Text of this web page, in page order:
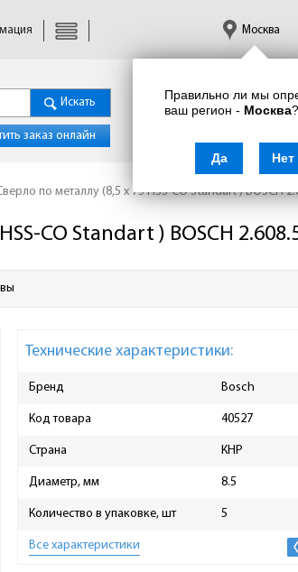
Правильно ли мы
ваш регион - Москва?
Да Нет
Москва
Искать
заказ онлайн
по металлу (8,5 x 75 HSS-CO Standart ) BOSCH
CO Standart ) BOSCH
Технические характеристики:
Бренд Bosch
Код товара 40527
Страна КНР
Диаметр, мм 8.5
Количество в упаковке, шт 5
Все характеристики